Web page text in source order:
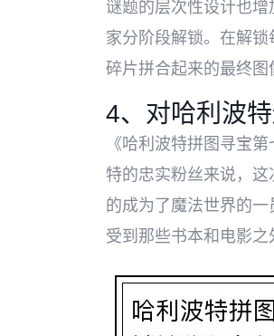
谜题的层次性设计也
家分阶段解锁。在解
碎片拼合起来的最终图
4、对哈利波
《哈利波特拼图寻宝
特的忠实粉丝来说，
的成为了魔法世界的
受到那些书本和电影之